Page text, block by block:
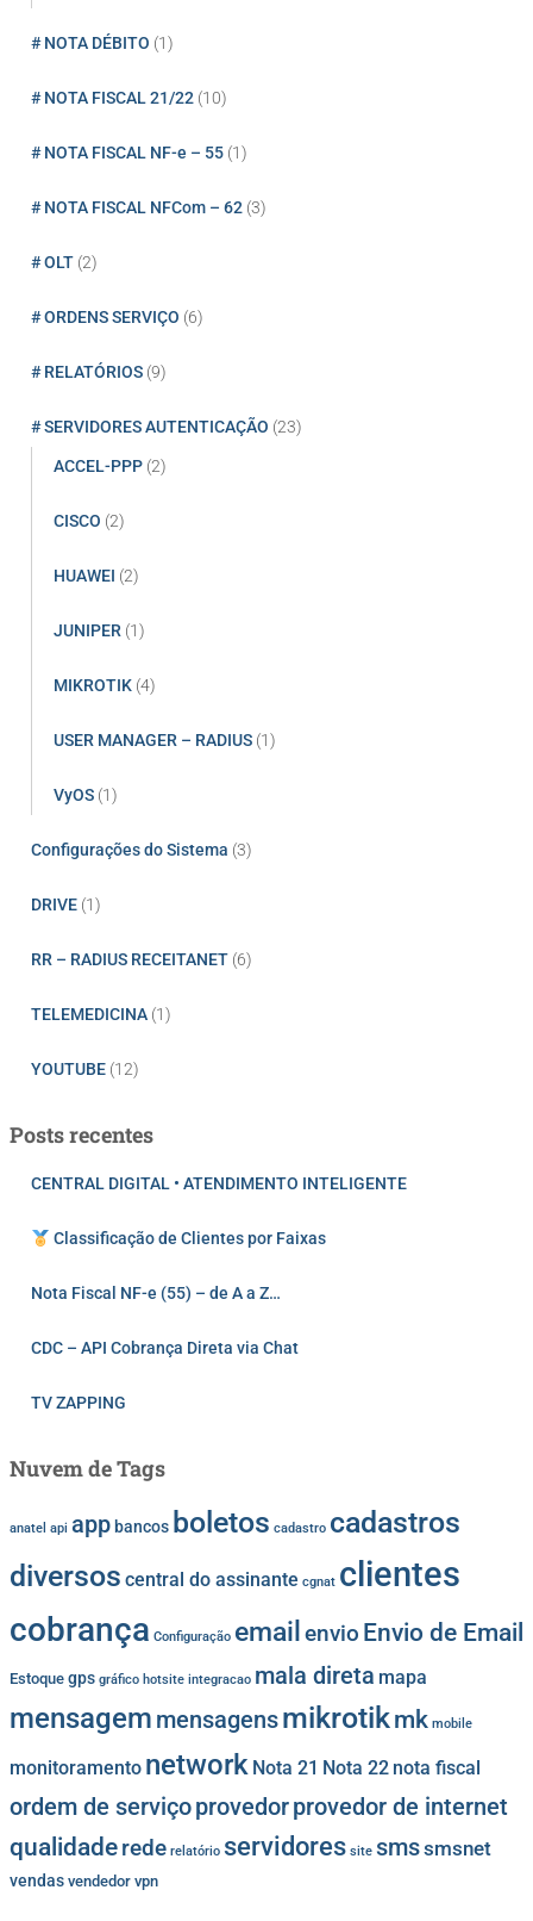
# NOTA DÉBITO (1)
# NOTA FISCAL 21/22 (10)
# NOTA FISCAL NF-e – 55 (1)
# NOTA FISCAL NFCom – 62 (3)
# OLT (2)
# ORDENS SERVIÇO (6)
# RELATÓRIOS (9)
# SERVIDORES AUTENTICAÇÃO (23)
ACCEL-PPP (2)
CISCO (2)
HUAWEI (2)
JUNIPER (1)
MIKROTIK (4)
USER MANAGER – RADIUS (1)
VyOS (1)
Configurações do Sistema (3)
DRIVE (1)
RR – RADIUS RECEITANET (6)
TELEMEDICINA (1)
YOUTUBE (12)
Posts recentes
CENTRAL DIGITAL • ATENDIMENTO INTELIGENTE
Classificação de Clientes por Faixas
Nota Fiscal NF-e (55) – de A a Z…
CDC – API Cobrança Direta via Chat
TV ZAPPING
Nuvem de Tags
anatel api app bancos boletos cadastro cadastros
diversos central do assinante cgnat clientes
cobrança Configuração email envio Envio de Email
Estoque gps gráfico hotsite integracao mala direta mapa
mensagem mensagensmikrotikmk mobile
monitoramento network Nota 21 Nota 22 nota fiscal
ordem de serviçoprovedorprovedor de internet
qualidaderede relatório servidores site smssmsnet
vendas vendedor vpn